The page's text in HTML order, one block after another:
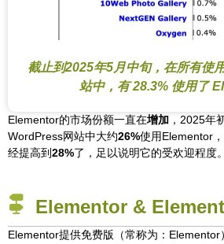
截止到2025年5月中旬，在所有使
站中，有 28.3% 使用了
Elementor的市场份额一直在增加 ，2025年
WordPress网站中大约26%使用Elementor
经提高到28%了，足以说明它的受欢迎程度。
Elementor &
Elementor提供免费版（常称为：Elementor